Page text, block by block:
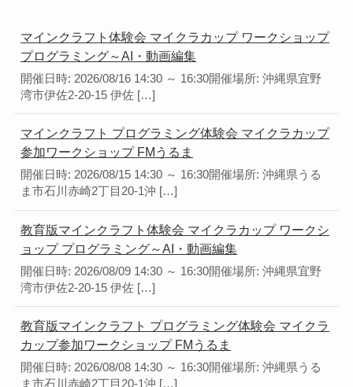
マインクラフト体験会 マイクラカップ ワークショップ
プログラミング～AI・動画編集
開催日時: 2026/08/16 14:30 ～ 16:30開催場所: 沖縄県宜野
湾市伊佐2-20-15 伊佐 […]
マインクラフト プログラミング体験会 マイクラカップ
参加ワークショップ FMうるま
開催日時: 2026/08/15 14:30 ～ 16:30開催場所: 沖縄県うる
ま市石川赤崎2丁目20-1沖 […]
教育版マインクラフト体験会 マイクラカップ ワークシ
ョップ プログラミング～AI・動画編集
開催日時: 2026/08/09 14:30 ～ 16:30開催場所: 沖縄県宜野
湾市伊佐2-20-15 伊佐 […]
教育版マインクラフト プログラミング体験会 マイクラ
カップ参加ワークショップ FMうるま
開催日時: 2026/08/08 14:30 ～ 16:30開催場所: 沖縄県うる
ま市石川赤崎2丁目20-1沖 […]